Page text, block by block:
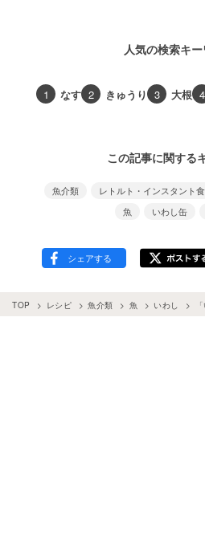
人気の検索キ
1 なす 2 きゅうり 3 大根 4
この記事に関する
魚介類 レトルト・インスタント
魚
いわし缶
TOP レシピ 魚介類 魚 いわし